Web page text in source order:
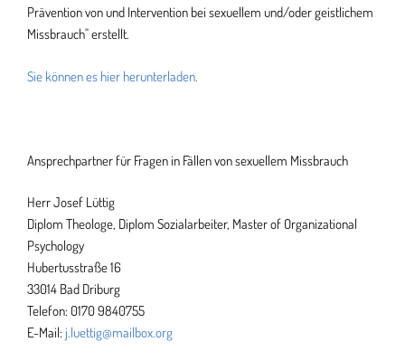
Prävention von und Intervention bei sexuellem und/oder geistlichem
Missbrauch" erstellt.
Sie können es hier herunterladen.
Ansprechpartner für Fragen in Fällen von sexuellem Missbrauch
Herr Josef Lüttig
Diplom Theologe, Diplom Sozialarbeiter, Master of Organizational
Psychology
Hubertusstraße 16
33014 Bad Driburg
Telefon: 0170 9840755
E-Mail: j.luettig@mailbox.org